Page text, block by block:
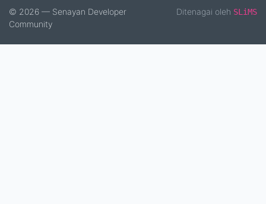
© 2026 — Senayan Developer
Community
Ditenagai oleh SLiMS